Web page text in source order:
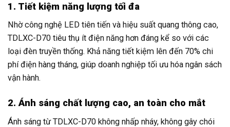
1. Tiết kiệm năng lượng tối đa
Nhờ công nghệ LED tiên tiến và hiệu suất quang thông cao,
TDLXC-D70 tiêu thụ ít điện năng hơn đáng kể so với các
loại đèn truyền thống. Khả năng tiết kiệm lên đến 70% chi
phí điện hàng tháng, giúp doanh nghiệp tối ưu hóa ngân sách
vận hành.
2. Ánh sáng chất lượng cao, an toàn cho mắt
Ánh sáng từ TDLXC-D70 không nhấp nháy, không gây chói